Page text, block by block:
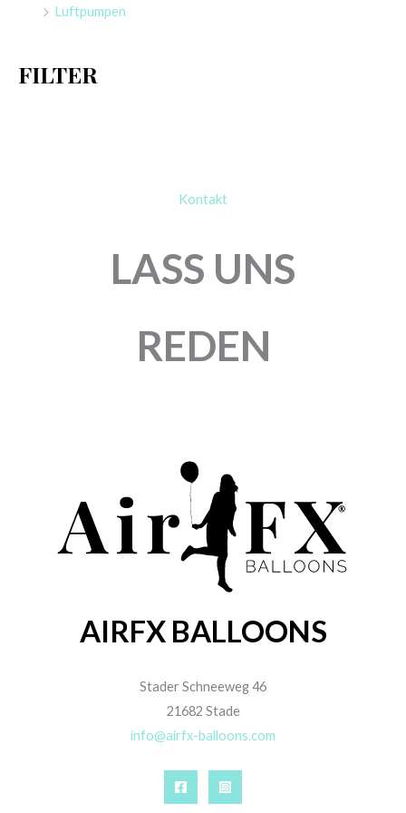
Luftpumpen
FILTER
Kontakt
LASS UNS
REDEN
AIRFX BALLOONS
Stader Schneeweg 46
21682 Stade
info@airfx-balloons.com